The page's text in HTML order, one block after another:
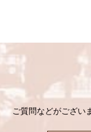
ご質問などがござい